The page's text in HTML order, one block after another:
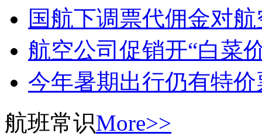
国航下调票代佣金对
航空公司促销开“白菜
今年暑期出行仍有特
航班常识More>>